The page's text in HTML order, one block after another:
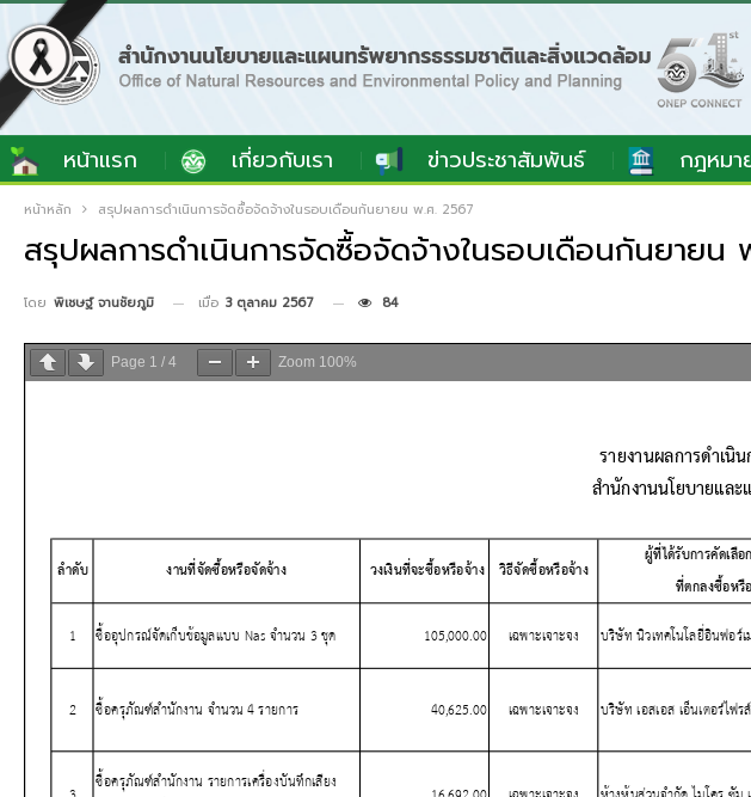
หน้าแรก เกี่ยวกับเรา ข่าวประชาสัมพันธ์ กฎหมา
หน้าหลัก สรุปผลการดำเนินการจัดซื้อจัดจ้างในรอบเดือนกันยายน พ.ศ. 2567
สรุปผลการดำเนินการจัดซื้อจัดจ้างในรอบเดือนกันยายน
โดย พิเชษฐ์ จานชัยภูมิ เมื่อ 3 ตุลาคม 2567 84
Page 1 / 4 Zoom 100%